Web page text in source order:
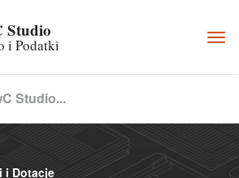
Studio
i Podatki
for results.
Studio...
i Dotacje